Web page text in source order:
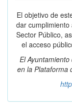
El objetivo de
dar
Sector Público,
el acceso
El
en la Plataforma